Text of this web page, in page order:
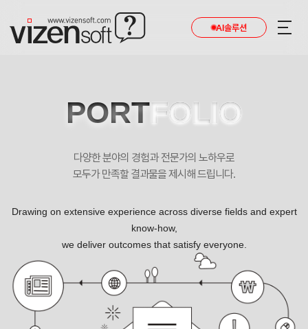
AI솔루션
건강한 사람, 건강한 세상 한국의료재단 IFC종합검진센터 포트폴리오
PORTFOLIO
다양한 분야의 경험과 전문가의 노하우로
모두가 만족할 결과물을 제시해 드립니다.
Drawing on extensive experience across diverse fields and expert
know-how,
we deliver outcomes that satisfy everyone.